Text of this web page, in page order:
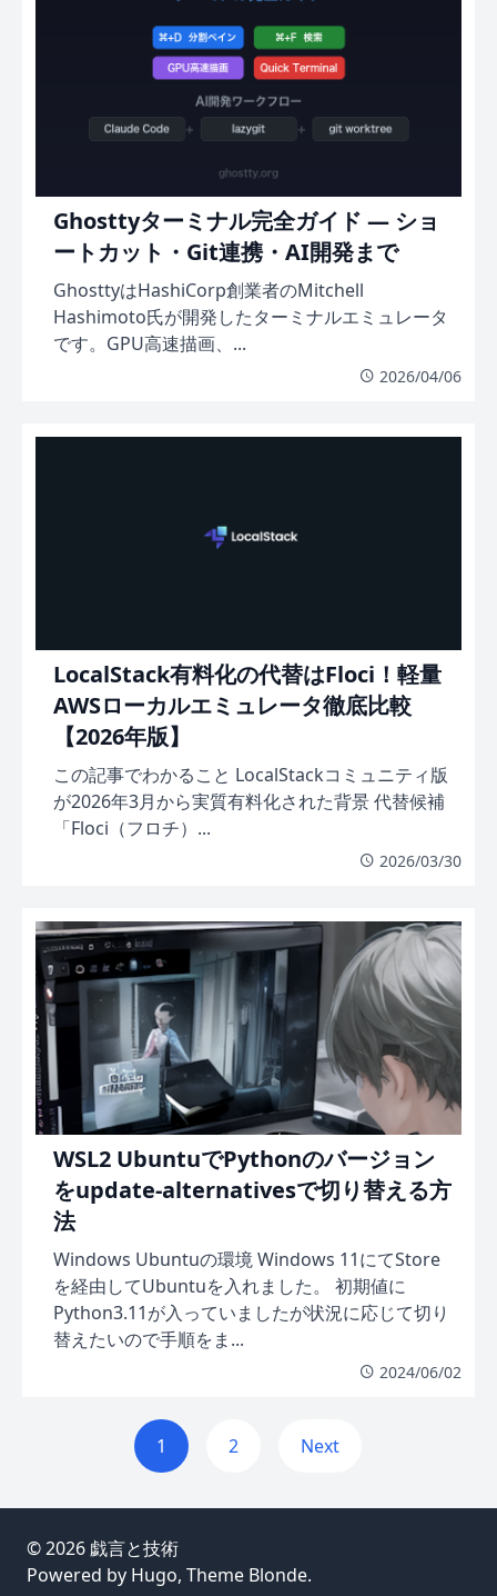
Ghosttyターミナル完全ガイド — ショ
ートカット・Git連携・AI開発まで
GhosttyはHashiCorp創業者のMitchell
Hashimoto氏が開発したターミナルエミュレータ
です。GPU高速描画、...
2026/04/06
LocalStack有料化の代替はFloci！軽量
AWSローカルエミュレータ徹底比較
【2026年版】
この記事でわかること LocalStackコミュニティ版
が2026年3月から実質有料化された背景 代替候補
「Floci（フロチ）...
2026/03/30
WSL2 UbuntuでPythonのバージョン
をupdate-alternativesで切り替える方
法
Windows Ubuntuの環境 Windows 11にてStore
を経由してUbuntuを入れました。 初期値に
Python3.11が入っていましたが状況に応じて切り
替えたいので手順をま...
2024/06/02
1 2 Next
© 2026 戯言と技術
Powered by Hugo, Theme Blonde.